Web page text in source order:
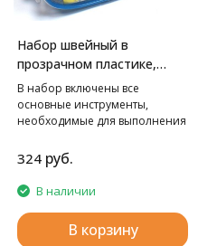
Набор швейный в
прозрачном пластике,
дорожный Hemline
В набор включены все
основные инструменты,
необходимые для выполнения
324 руб.
В наличии
В корзину